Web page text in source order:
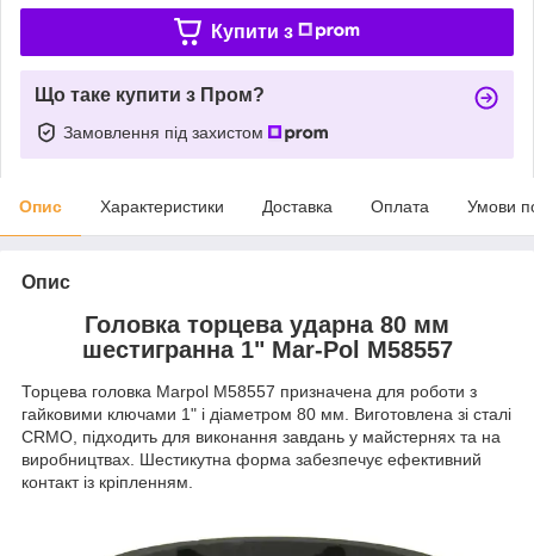
Купити з
Що таке купити з Пром?
Замовлення під захистом
Опис Характеристики Доставка Оплата Умови
Опис
Головка торцева ударна 80 мм
шестигранна 1" Mar-Pol M58557
Торцева головка Marpol M58557 призначена для роботи з
гайковими ключами 1" і діаметром 80 мм. Виготовлена зі сталі
CRMO, підходить для виконання завдань у майстернях та на
виробництвах. Шестикутна форма забезпечує ефективний
контакт із кріпленням.